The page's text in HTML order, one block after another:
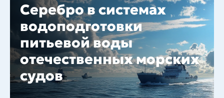
Серебро в системах
водоподготовки
питьевой воды
отечественных морских
судов